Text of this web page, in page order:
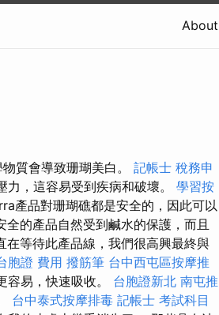
About
質會導致珊瑚美白。 記帳士 稅務申
，這容易受到疾病和破壞。 學習按
產品對珊瑚礁都是安全的，因此可以
的產品自然受到鹹水的保護，而且
等待此產品線，我們很高興最終與
胞證 費用 撥筋筆 台中西屯區按摩推
容易，快速吸收。 台胞證新北 南屯推
台中泰式按摩排毒 記帳士 考試科目